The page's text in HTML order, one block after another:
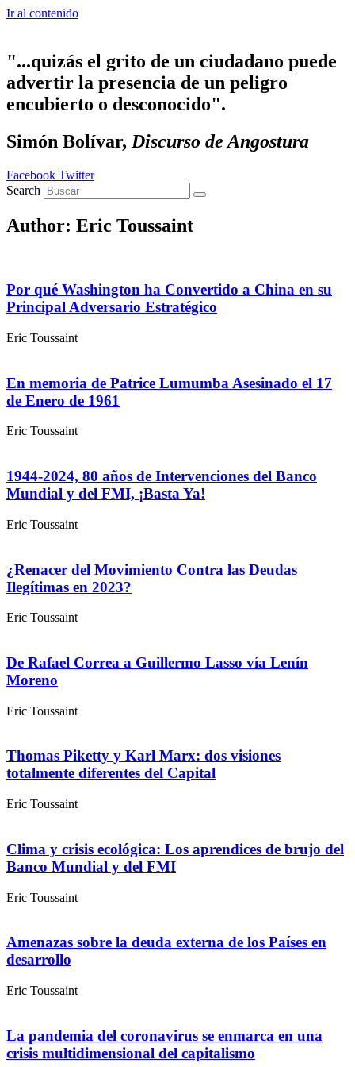
Ir al contenido
"...quizás el grito de un ciudadano puede
advertir la presencia de un peligro
encubierto o desconocido".
Simón Bolívar, Discurso de Angostura
Facebook Twitter
Search
Author: Eric Toussaint
Por qué Washington ha Convertido a China en su
Principal Adversario Estratégico
Eric Toussaint
En memoria de Patrice Lumumba Asesinado el 17
de Enero de 1961
Eric Toussaint
1944-2024, 80 años de Intervenciones del Banco
Mundial y del FMI, ¡Basta Ya!
Eric Toussaint
¿Renacer del Movimiento Contra las Deudas
Ilegítimas en 2023?
Eric Toussaint
De Rafael Correa a Guillermo Lasso vía Lenín
Moreno
Eric Toussaint
Thomas Piketty y Karl Marx: dos visiones
totalmente diferentes del Capital
Eric Toussaint
Clima y crisis ecológica: Los aprendices de brujo del
Banco Mundial y del FMI
Eric Toussaint
Amenazas sobre la deuda externa de los Países en
desarrollo
Eric Toussaint
La pandemia del coronavirus se enmarca en una
crisis multidimensional del capitalismo